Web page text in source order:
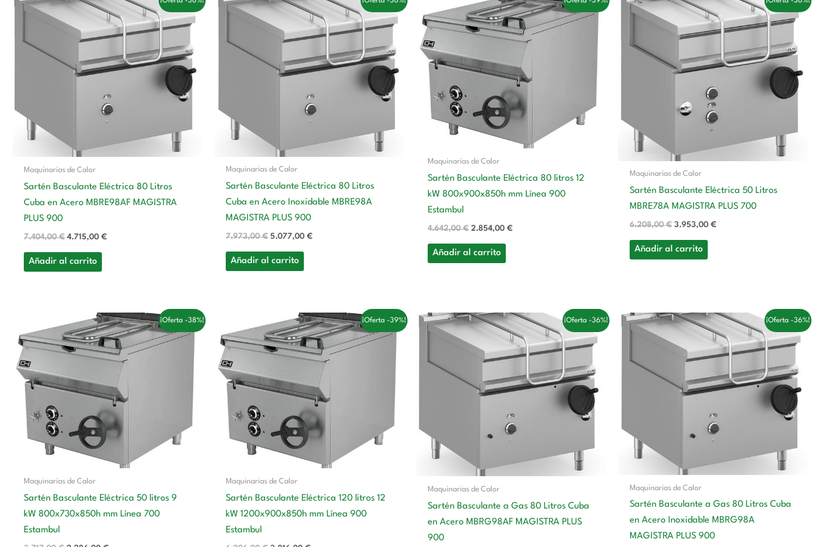
Maquinarias de Calor
Sartén Basculante Eléctrica 80 Litros
Cuba en Acero MBRE98AF MAGISTRA
PLUS 900
7.404,00€
precio
era:
7.404,00 €.
4.715,00€
precio
actual
es:
Añadir al carrito
Maquinarias de Calor
Sartén Basculante Eléctrica 80 Litros
Cuba en Acero Inoxidable MBRE98A
MAGISTRA PLUS 900
7.973,00€
precio
era:
7.973,00 €.
5.077,00€
actual
es:
Añadir al carrito
Maquinarias de Calor
Sartén Basculante Eléctrica 80 litros 12
kW 800x900x850h mm Línea 900
Estambul
4.642,00€
precio
original
era:
4.642,00 €.
2.854,00€
precio
actual
es:
2.854,00 €.
Añadir al carrito
Maquinarias de Calor
Sartén Basculante Eléctrica 50 Litros
MBRE78A MAGISTRA PLUS 700
6.208,00€
precio
era:
6.208,00 €.
3.953,00€
actual
es:
Añadir al carrito
¡Oferta -38%!
Maquinarias de Calor
Sartén Basculante Eléctrica 50 litros 9
kW 800x730x850h mm Línea 700
Estambul
precio
original
era:
3.717,00 €.
El
precio
actual
es:
2.286,00 €.
¡Oferta -39%!
Maquinarias de Calor
Sartén Basculante Eléctrica 120 litros 12
kW 1200x900x850h mm Línea 900
Estambul
precio
original
era:
6.206,00 €.
El
precio
actual
es:
3.816,00 €.
¡Oferta -36%!
Maquinarias de Calor
Sartén Basculante a Gas 80 Litros Cuba
en Acero MBRG98AF MAGISTRA PLUS
900
El
precio
era:
7.509,00 €.
El
actual
es:
¡Oferta -36%!
Maquinarias de Calor
Sartén Basculante a Gas 80 Litros Cuba
en Acero Inoxidable MBRG98A
MAGISTRA PLUS 900
El
precio
era:
8.202,00 €.
El
actual
es: